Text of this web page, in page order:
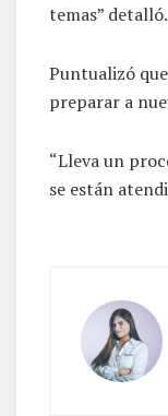
temas” detalló.
Puntualizó
preparar a
“Lleva un
se están